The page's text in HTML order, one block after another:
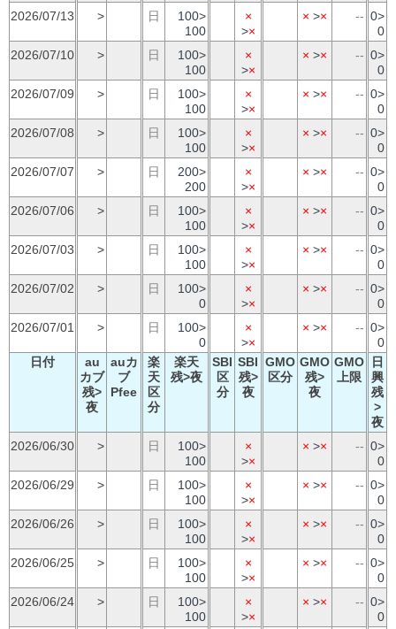
2026/07/13
> 日
100>
100
×
>×
× >× -- 0>
0
2026/07/10
> 日
100>
100
×
>×
× >× -- 0>
0
2026/07/09
> 日
100>
100
×
>×
× >× -- 0>
0
2026/07/08
> 日
100>
100
×
>×
× >× -- 0>
0
2026/07/07
> 日
200>
200
×
>×
× >× -- 0>
0
2026/07/06
> 日
100>
100
×
>×
× >× -- 0>
0
2026/07/03
> 日
100>
100
×
>×
× >× -- 0>
0
2026/07/02
> 日
100>
0
×
>×
× >× -- 0>
0
2026/07/01
> 日
100>
0
×
>×
× >× -- 0>
0
日付
au
カブ
残>
夜
auカ
ブ
Pfee
楽
天
区
分
楽天
残>夜
SBI
区
分
SBI
残>
夜
GMO
区分
GMO
残>
夜
GMO
上限
日
興
残
>
夜
2026/06/30
> 日
100>
100
×
>×
× >× -- 0>
0
2026/06/29
> 日
100>
100
×
>×
× >× -- 0>
0
2026/06/26
> 日
100>
100
×
>×
× >× -- 0>
0
2026/06/25
> 日
100>
100
×
>×
× >× -- 0>
0
2026/06/24
> 日
100>
100
×
>×
× >× -- 0>
0